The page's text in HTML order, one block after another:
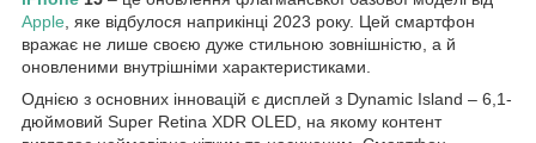
Apple , яке відбулося наприкінці 2023 року. Цей смартфон
вражає не лише своєю дуже стильною зовнішністю, а й
оновленими внутрішніми характеристиками.
Однією з основних інновацій є дисплей з Dynamic Island – 6,1-
дюймовий Super Retina XDR OLED, на якому контент